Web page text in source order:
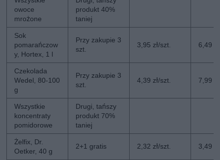
owoce
mrożone
produkt 40%
taniej
Sok
pomarańczow
y, Hortex, 1 l
Przy zakupie 3
szt.
3,95 zł/szt. 6,49
Czekolada
Wedel, 80-100
g
Przy zakupie 3
szt.
4,39 zł/szt. 7,99
Wszystkie
koncentraty
pomidorowe
Drugi, tańszy
produkt 70%
taniej
Żelfix, Dr.
Oetker, 40 g
2+1 gratis 2,32 zł/szt. 3,49